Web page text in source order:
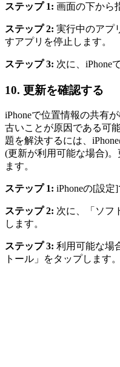
ステップ 1: 画面の下から
ステップ 2: 実行中のアプ
すアプリを停止します。
ステップ 3: 次に、iPhone
10. 更新を確認する
iPhoneで位置情報の共有
古いことが原因である可
題を解決するには、
(更新が利用可能な場合)
ます。
ステップ 1: iPhoneの[設定
ステップ 2: 次に、「ソフ
します。
ステップ 3: 利用可能な場
トール」をタップします。